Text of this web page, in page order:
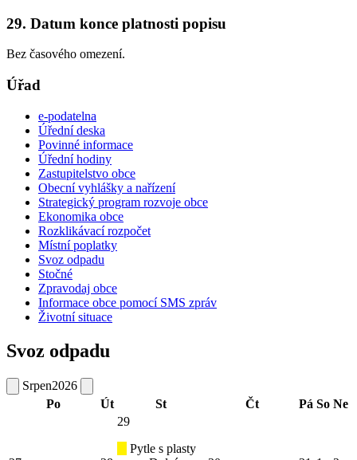
29. Datum konce platnosti popisu
Bez časového omezení.
Úřad
e-podatelna
Úřední deska
Povinné informace
Úřední hodiny
Zastupitelstvo obce
Obecní vyhlášky a nařízení
Strategický program rozvoje obce
Ekonomika obce
Rozklikávací rozpočet
Místní poplatky
Svoz odpadu
Stočné
Zpravodaj obce
Informace obce pomocí SMS zpráv
Životní situace
Svoz odpadu
Srpen2026
Po
Út St Čt Pá So Ne
29
Pytle s plasty